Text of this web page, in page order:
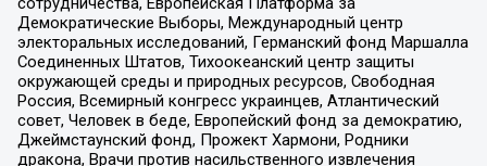
Демократические Выборы, Международный центр
электоральных исследований, Германский фонд Маршалла
Соединенных Штатов, Тихоокеанский центр защиты
окружающей среды и природных ресурсов, Свободная
Россия, Всемирный конгресс украинцев, Атлантический
совет, Человек в беде, Европейский фонд за демократию,
Джеймстаунский фонд, Прожект Хармони, Родники
дракона, Врачи против насильственного извлечения